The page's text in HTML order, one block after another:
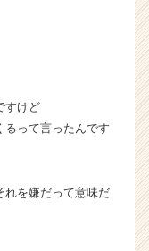
すけど
るって言ったんです
れを嫌だって意味だ